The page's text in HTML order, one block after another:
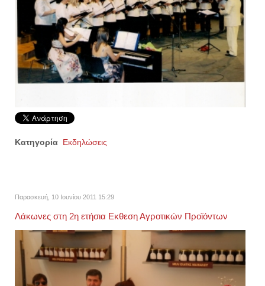
Κατηγορία Εκδηλώσεις
Παρασκευή, 10 Ιουνίου 2011 15:29
Λάκωνες στη 2η ετήσια Εκθεση Αγροτικών Προϊόντων